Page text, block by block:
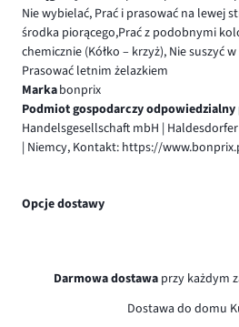
Nie wybielać, Prać i prasować na lewej
środka piorącego,Prać z podobnymi
chemicznie (Kółko – krzyż), Nie suszyć
Prasować letnim żelazkiem
Markabonprix
Podmiot gospodarczy odpowiedzialny
Handelsgesellschaft mbH |
| Niemcy, Kontakt: https://
Opcje dostawy
Darmowa dostawa przy każdym
Dostawa do domu